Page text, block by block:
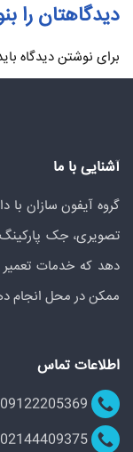
دیدگاهتان را
برای نوشتن دیدگاه
آشنایی با ما
گروه آیفون سازان با
تصویری، جک پارکینگ
دهد که خدمات تعمیر
ممکن در محل انجام
اطلاعات تماس